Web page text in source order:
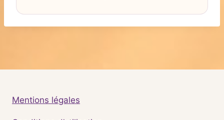
Mentions légales